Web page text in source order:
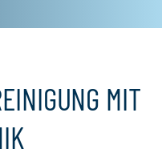
MIT